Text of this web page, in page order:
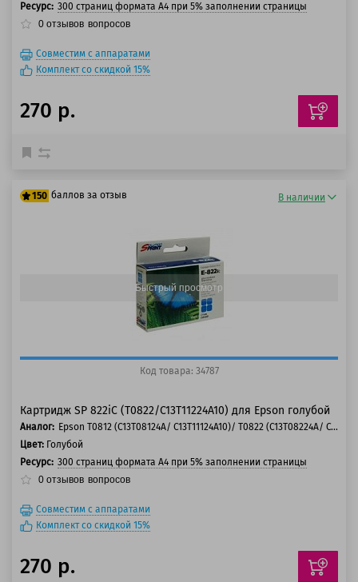
Ресурс: 300 страниц формата А4 при 5% заполнении страницы
0 отзывов вопросов
Совместим с аппаратами
Комплект со скидкой 15%
270 р.
150 баллов за отзыв В наличии
Быстрый просмотр
Код товара: 34787
Картридж SP 822iC (T0822/C13T11224A10) для Epson голубой
Аналог:
Epson T0812 (C13T08124A/ C13T11124A10)/ T0822 (C13T08224A/ C13T11224A10)
Цвет: Голубой
Ресурс: 300 страниц формата А4 при 5% заполнении страницы
0 отзывов вопросов
Совместим с аппаратами
Комплект со скидкой 15%
270 р.